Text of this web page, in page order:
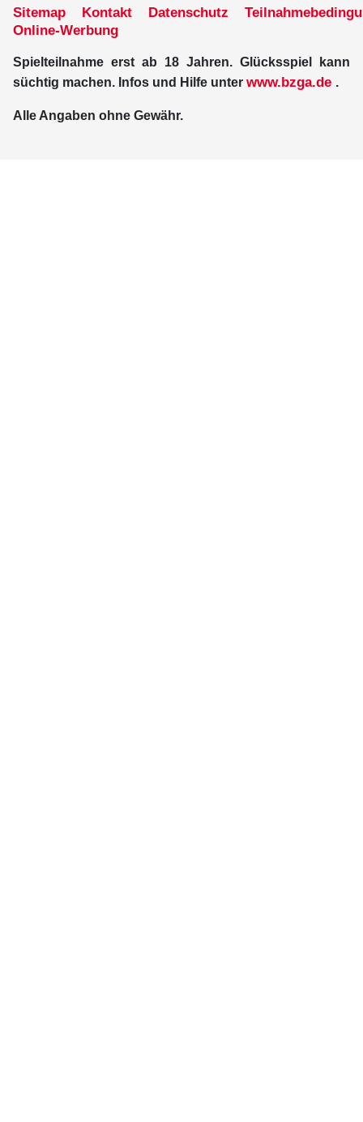
Sitemap Kontakt Datenschutz
Online-Werbung
Spielteilnahme erst ab 18 Jahren. Glücksspiel kann
süchtig machen. Infos und Hilfe unter www.bzga.de .
Alle Angaben ohne Gewähr.